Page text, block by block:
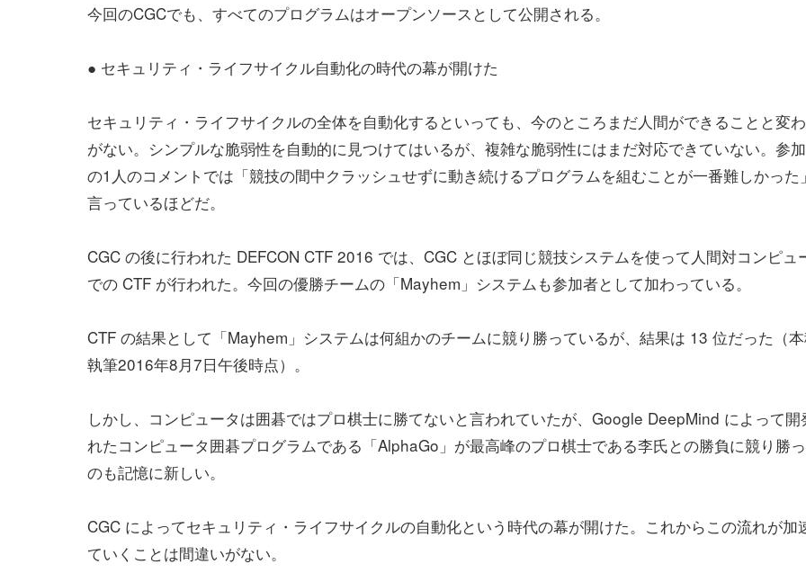
今回のCGCでも、すべてのプログラムはオープンソースとして公開される。
● セキュリティ・ライフサイクル自動化の時代の幕が開けた
セキュリティ・ライフサイクルの全体を自動化するといっても、今のところまだ人間ができることと変
がない。シンプルな脆弱性を自動的に見つけてはいるが、複雑な脆弱性にはまだ対応できていない。参
の1人のコメントでは「競技の間中クラッシュせずに動き続けるプログラムを組むことが一番難しかった
言っているほどだ。
CGC の後に行われた DEFCON CTF 2016 では、CGC とほぼ同じ競技システムを使って人間対コンピュ
での CTF が行われた。今回の優勝チームの「Mayhem」システムも参加者として加わっている。
CTF の結果として「Mayhem」システムは何組かのチームに競り勝っているが、結果は 13 位だった（
執筆2016年8月7日午後時点）。
しかし、コンピュータは囲碁ではプロ棋士に勝てないと言われていたが、Google DeepMind によって開
れたコンピュータ囲碁プログラムである「AlphaGo」が最高峰のプロ棋士である李氏との勝負に競り勝
のも記憶に新しい。
CGC によってセキュリティ・ライフサイクルの自動化という時代の幕が開けた。これからこの流れが加
ていくことは間違いがない。